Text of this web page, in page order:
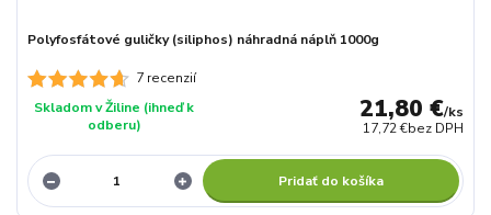
7 recenzií
Polyfosfátové guličky (siliphos) náhradná náplň 1000g
21,80 €/ks
17,72 €bez DPH
Skladom v Žiline (ihneď k
odberu)
Pridať do košíka